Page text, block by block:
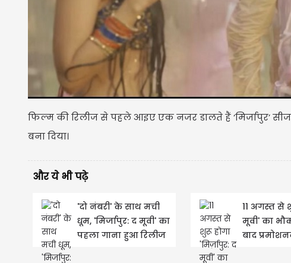
फिल्म की रिलीज से पहले आइए एक नजर डालते हैं ‘मिर्जापुर’
बना दिया।
और ये भी पढ़े
'दो नंबरी' के साथ मची
धूम, 'मिर्जापुर: द मूवी' का
पहला गाना हुआ रिलीज
11 अगस्त से
मूवी' का
बाद